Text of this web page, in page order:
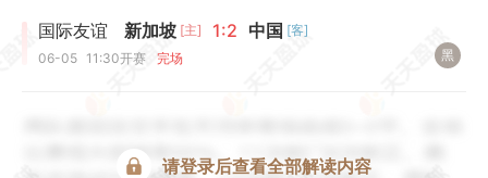
黑
国际友谊 新加坡 [主] 1:2 中国 [客]
06-05 11:30开赛 完场
请登录后查看全部解读内容